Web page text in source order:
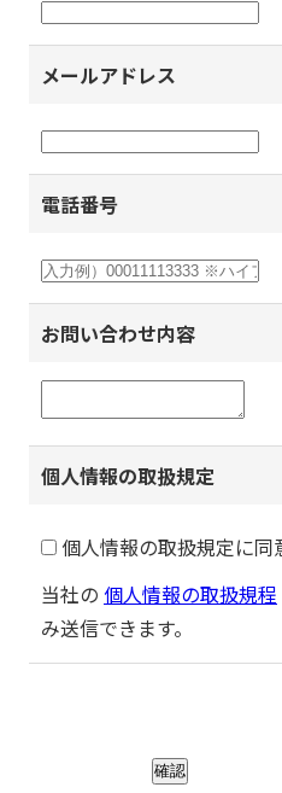
メールアドレス
電話番号
お問い合わせ内容
個人情報の取扱規定
個人情報の取扱規定に同
当社の 個人情報の取扱規程
み送信できます。
確認